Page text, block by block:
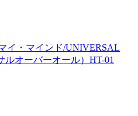
イ・マインド/UNIVERSAL
オーバーオール）HT-01